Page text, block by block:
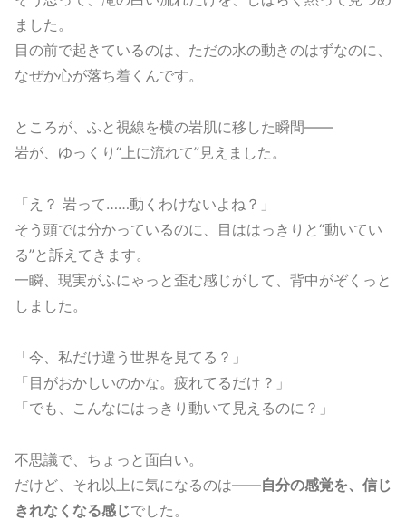
ました。
目の前で起きているのは、ただの水の動きのはずなのに、
なぜか心が落ち着くんです。
ところが、ふと視線を横の岩肌に移した瞬間――
岩が、ゆっくり“上に流れて”見えました。
「え？ 岩って……動くわけないよね？」
そう頭では分かっているのに、目ははっきりと“動いてい
る”と訴えてきます。
一瞬、現実がふにゃっと歪む感じがして、背中がぞくっと
しました。
「今、私だけ違う世界を見てる？」
「目がおかしいのかな。疲れてるだけ？」
「でも、こんなにはっきり動いて見えるのに？」
不思議で、ちょっと面白い。
だけど、それ以上に気になるのは――自分の感覚を、信じ
きれなくなる感じでした。